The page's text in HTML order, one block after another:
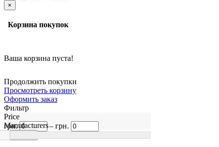
×
Корзина покупок
Ваша корзина пуста!
Продолжить покупки
Просмотреть корзину
Оформить заказ
Фильтр
Price
грн.
– грн.
Manufacturers